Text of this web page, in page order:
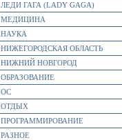
ЛЕДИ ГАГА (LADY GAGA)
МЕДИЦИНА
НАУКА
НИЖЕГОРОДСКАЯ ОБЛАСТЬ
НИЖНИЙ НОВГОРОД
ОБРАЗОВАНИЕ
ОС
ОТДЫХ
ПРОГРАММИРОВАНИЕ
РАЗНОЕ